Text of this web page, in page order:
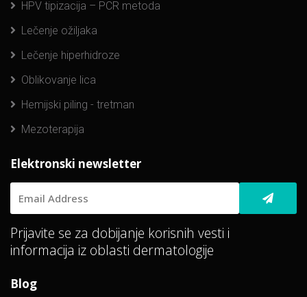
HPV tipizacija – PCR metoda
Lečenje ožiljaka
Lečenje hiperhidroze
Oblikovanje lica
Hemijski piling - tretman
Mezoterapija
Elektronski newsletter
Prijavite se za dobijanje korisnih vesti i
informacija iz oblasti dermatologije
Blog